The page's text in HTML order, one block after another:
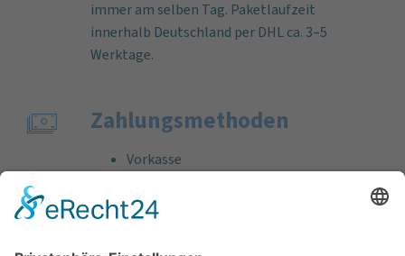
immer am selben Tag. Paketlaufzeit
innerhalb Deutschland per DHL ca. 3–5
Werktage.
Zahlungs­methoden
Vorkasse
Bankeinzug
Kreditkarte (VISA & MasterCard)